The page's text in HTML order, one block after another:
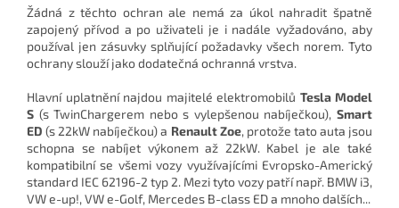
Žádná z těchto ochran ale nemá za úkol nahradit špatně
zapojený přívod a po uživateli je i nadále vyžadováno, aby
používal jen zásuvky splňující požadavky všech norem. Tyto
ochrany slouží jako dodatečná ochranná vrstva.
Hlavní uplatnění najdou majitelé elektromobilů Tesla Model
S (s TwinChargerem nebo s vylepšenou nabíječkou), Smart
ED (s 22kW nabíječkou) a Renault Zoe, protože tato auta jsou
schopna se nabíjet výkonem až 22kW. Kabel je ale také
kompatibilní se všemi vozy využívajícími Evropsko-Americký
standard IEC 62196-2 typ 2. Mezi tyto vozy patří např. BMW i3,
VW e-up!, VW e-Golf, Mercedes B-class ED a mnoho dalších...